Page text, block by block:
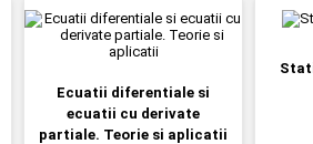
Ecuatii diferentiale si
ecuatii cu derivate
partiale. Teorie si aplicatii